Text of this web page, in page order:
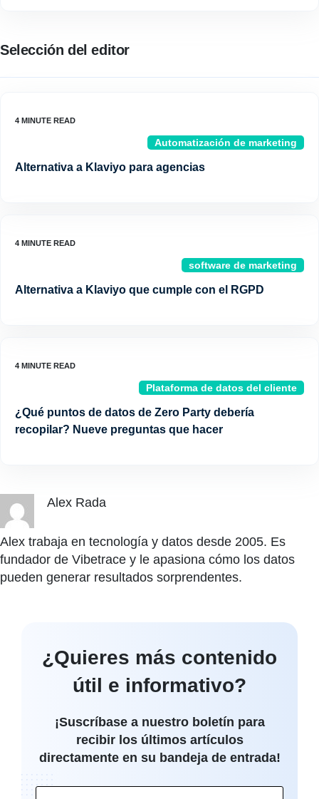
Selección del editor
Automatización de marketing
Alternativa a Klaviyo para agencias
software de marketing
Alternativa a Klaviyo que cumple con el RGPD
Plataforma de datos del cliente
¿Qué puntos de datos de Zero Party debería
recopilar? Nueve preguntas que hacer
Alex Rada
Alex trabaja en tecnología y datos desde 2005. Es
fundador de Vibetrace y le apasiona cómo los datos
pueden generar resultados sorprendentes.
¿Quieres más contenido
útil e informativo?
¡Suscríbase a nuestro boletín para
recibir los últimos artículos
directamente en su bandeja de entrada!